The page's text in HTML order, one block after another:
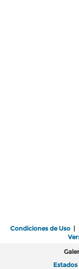
Condiciones de Uso |